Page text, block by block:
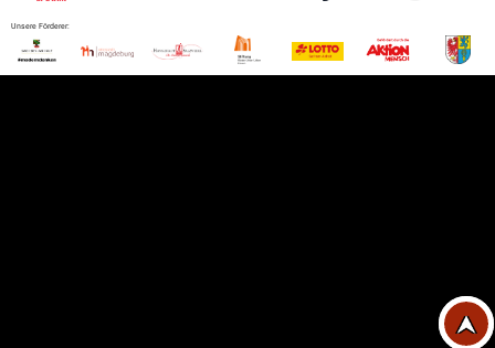
Unsere Förderer: